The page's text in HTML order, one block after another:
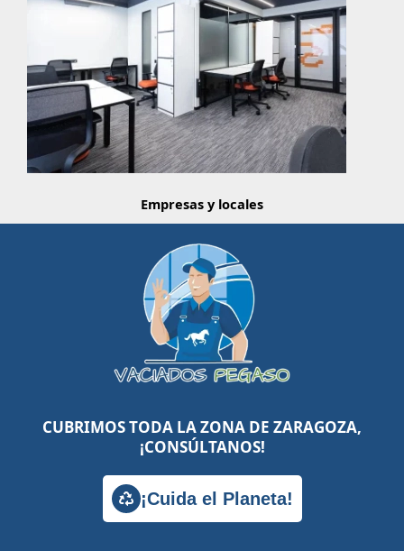
Empresas y locales
CUBRIMOS TODA LA ZONA DE ZARAGOZA,
¡CONSÚLTANOS!
¡Cuida el Planeta!